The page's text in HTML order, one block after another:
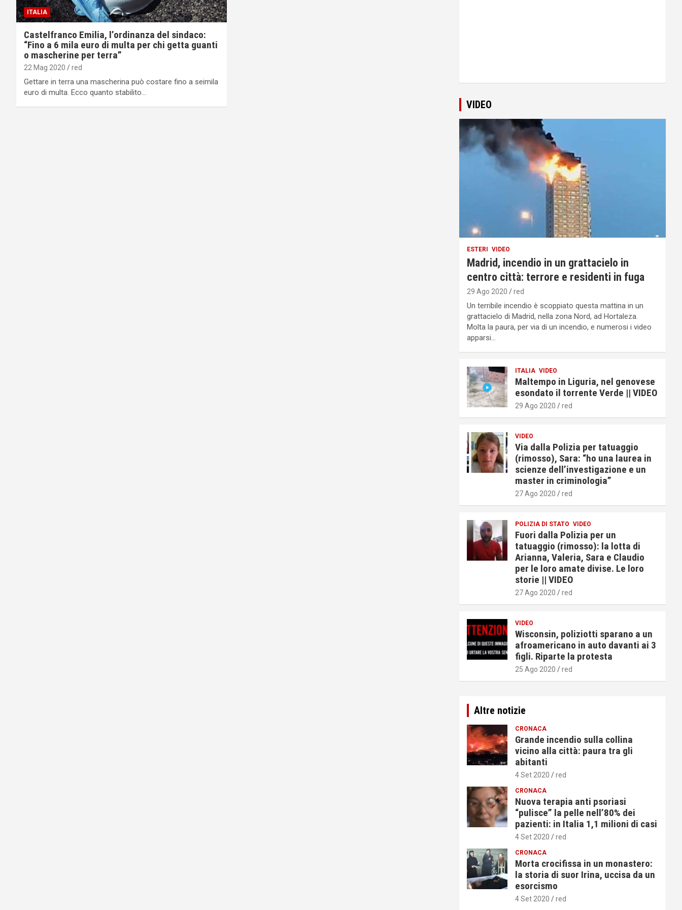
ITALIA
Castelfranco Emilia, l’ordinanza del sindaco:
“Fino a 6 mila euro di multa per chi getta guanti
o mascherine per terra”
22 Mag 2020 red
Gettare in terra una mascherina può costare fino a seimila
euro di multa. Ecco quanto stabilito…
VIDEO
ESTERI VIDEO
Madrid, incendio in un grattacielo in
centro città: terrore e residenti in fuga
29 Ago 2020 red
Un terribile incendio è scoppiato questa mattina in un
grattacielo di Madrid, nella zona Nord, ad Hortaleza.
Molta la paura, per via di un incendio, e numerosi i video
apparsi…
ITALIA VIDEO
Maltempo in Liguria, nel genovese
esondato il torrente Verde || VIDEO
29 Ago 2020 red
VIDEO
Via dalla Polizia per tatuaggio
(rimosso), Sara: “ho una laurea in
scienze dell’investigazione e un
master in criminologia”
27 Ago 2020 red
POLIZIA DI STATO VIDEO
Fuori dalla Polizia per un
tatuaggio (rimosso): la lotta di
Arianna, Valeria, Sara e Claudio
per le loro amate divise. Le loro
storie || VIDEO
27 Ago 2020 red
VIDEO
Wisconsin, poliziotti sparano a un
afroamericano in auto davanti ai 3
figli. Riparte la protesta
25 Ago 2020 red
Altre notizie
CRONACA
Grande incendio sulla collina
vicino alla città: paura tra gli
abitanti
4 Set 2020 red
CRONACA
Nuova terapia anti psoriasi
“pulisce” la pelle nell’80% dei
pazienti: in Italia 1,1 milioni di casi
4 Set 2020 red
CRONACA
Morta crocifissa in un monastero:
la storia di suor Irina, uccisa da un
esorcismo
4 Set 2020 red